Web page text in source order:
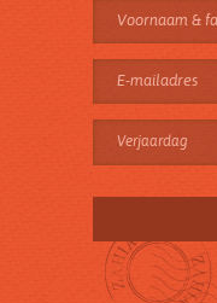
Verjaardag